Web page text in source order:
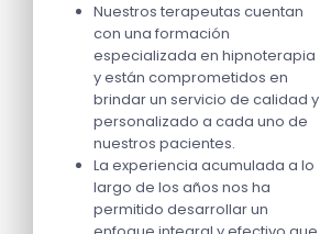
Nuestros terapeutas cuentan
con una formación
especializada en hipnoterapia
y están comprometidos en
brindar un servicio de calidad y
personalizado a cada uno de
nuestros pacientes.
La experiencia acumulada a lo
largo de los años nos ha
permitido desarrollar un